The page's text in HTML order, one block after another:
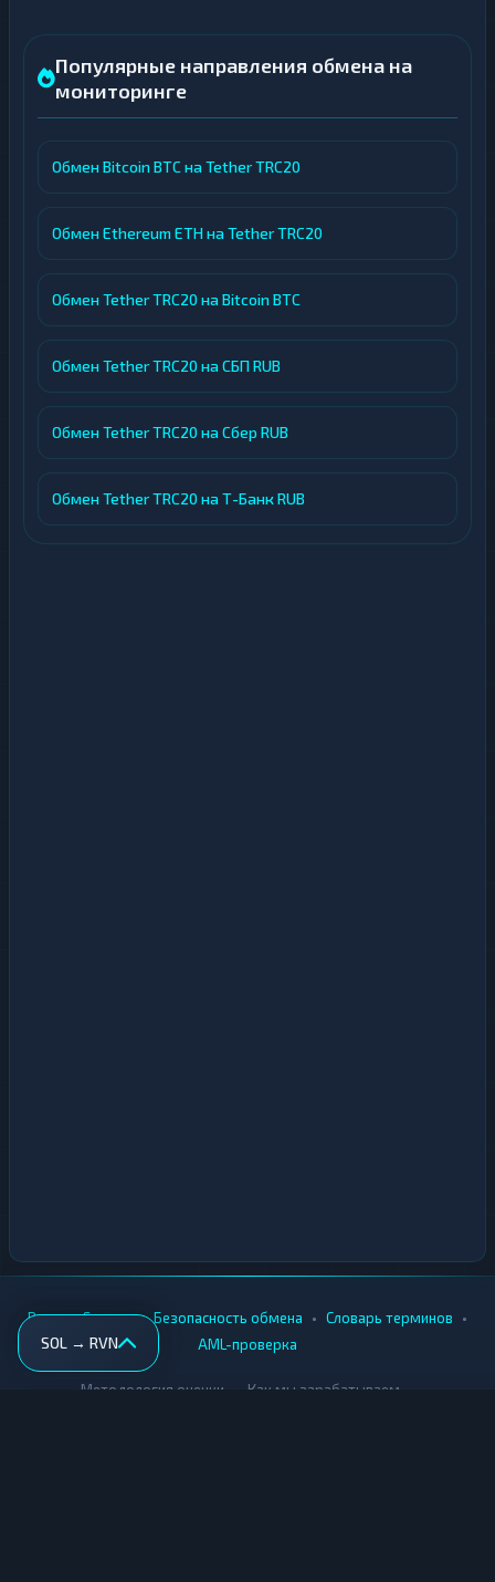
Популярные направления обмена на
мониторинге
Обмен Bitcoin BTC на Tether TRC20
Обмен Ethereum ETH на Tether TRC20
Обмен Tether TRC20 на Bitcoin BTC
Обмен Tether TRC20 на СБП RUB
Обмен Tether TRC20 на Сбер RUB
Обмен Tether TRC20 на Т-Банк RUB
SOL → RVN
Вики • Города • Безопасность обмена • Словарь терминов •
AML-проверка
Методология оценки Как мы зарабатываем